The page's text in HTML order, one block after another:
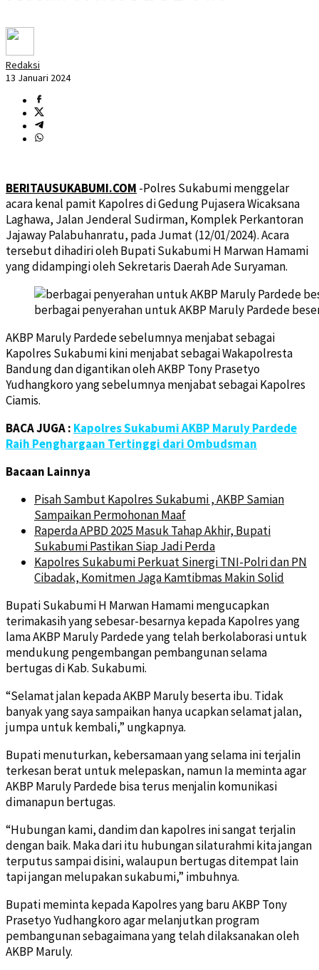
Redaksi
13 Januari 2024
BERITAUSUKABUMI.COM -Polres Sukabumi menggelar
acara kenal pamit Kapolres di Gedung Pujasera Wicaksana
Laghawa, Jalan Jenderal Sudirman, Komplek Perkantoran
Jajaway Palabuhanratu, pada Jumat (12/01/2024). Acara
tersebut dihadiri oleh Bupati Sukabumi H Marwan Hamami
yang didampingi oleh Sekretaris Daerah Ade Suryaman.
berbagai penyerahan untuk AKBP Maruly Pardede
AKBP Maruly Pardede sebelumnya menjabat sebagai
Kapolres Sukabumi kini menjabat sebagai Wakapolresta
Bandung dan digantikan oleh AKBP Tony Prasetyo
Yudhangkoro yang sebelumnya menjabat sebagai Kapolres
Ciamis.
BACA JUGA : Kapolres Sukabumi AKBP Maruly Pardede
Raih Penghargaan Tertinggi dari Ombudsman
Bacaan Lainnya
Pisah Sambut Kapolres Sukabumi , AKBP Samian
Sampaikan Permohonan Maaf
Raperda APBD 2025 Masuk Tahap Akhir, Bupati
Sukabumi Pastikan Siap Jadi Perda
Kapolres Sukabumi Perkuat Sinergi TNI-Polri dan PN
Cibadak, Komitmen Jaga Kamtibmas Makin Solid
Bupati Sukabumi H Marwan Hamami mengucapkan
terimakasih yang sebesar-besarnya kepada Kapolres yang
lama AKBP Maruly Pardede yang telah berkolaborasi untuk
mendukung pengembangan pembangunan selama
bertugas di Kab. Sukabumi.
“Selamat jalan kepada AKBP Maruly beserta ibu. Tidak
banyak yang saya sampaikan hanya ucapkan selamat jalan,
jumpa untuk kembali,” ungkapnya.
Bupati menuturkan, kebersamaan yang selama ini terjalin
terkesan berat untuk melepaskan, namun Ia meminta agar
AKBP Maruly Pardede bisa terus menjalin komunikasi
dimanapun bertugas.
“Hubungan kami, dandim dan kapolres ini sangat terjalin
dengan baik. Maka dari itu hubungan silaturahmi kita jangan
terputus sampai disini, walaupun bertugas ditempat lain
tapi jangan melupakan sukabumi,” imbuhnya.
Bupati meminta kepada Kapolres yang baru AKBP Tony
Prasetyo Yudhangkoro agar melanjutkan program
pembangunan sebagaimana yang telah dilaksanakan oleh
AKBP Maruly.